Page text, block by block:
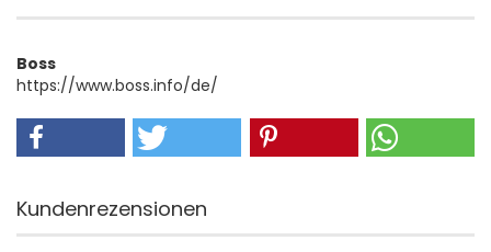
Boss
https://www.boss.info/de/
Kundenrezensionen